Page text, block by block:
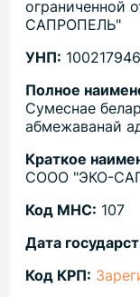
ограниченной
САПРОПЕЛЬ"
УНП: 100217946
Полное
Сумеснае
абмежаванай
Краткое
СООО "ЭКО-
Код МНС: 107
Дата
Код КРП: